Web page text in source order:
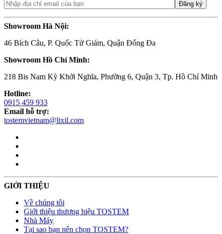
Showroom Hà Nội:
46 Bích Câu, P. Quốc Tử Giám, Quận Đống Đa
Showroom Hồ Chí Minh:
218 Bis Nam Kỳ Khởi Nghĩa, Phường 6, Quận 3, Tp. Hồ Chí Minh
Hotline:
0915 459 933
Email hỗ trợ:
tostemvietnam@lixil.com
GIỚI THIỆU
Về chúng tôi
Giới thiệu thương hiệu TOSTEM
Nhà Máy
Tại sao bạn nên chọn TOSTEM?